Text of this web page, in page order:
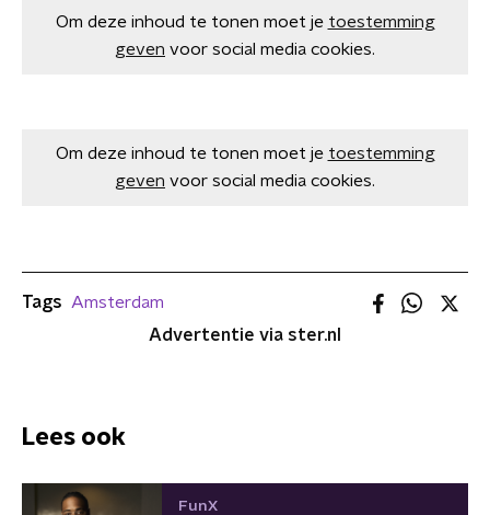
Om deze inhoud te tonen moet je toestemming
geven voor social media cookies.
Om deze inhoud te tonen moet je toestemming
geven voor social media cookies.
Tags
Amsterdam
Advertentie via ster.nl
Lees ook
FunX